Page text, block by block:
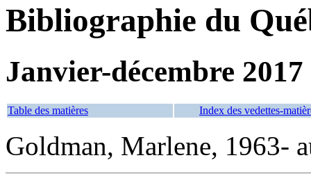
Bibliographie du
Janvier-décembre 2017
Table des matières Index des vedettes-
Goldman, Marlene, 1963-